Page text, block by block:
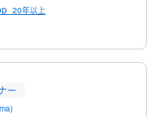
20年以上
ー